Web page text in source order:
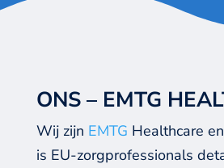
ONS – EMTG
Wij zijn EMTG Healthcare
is EU-zorgprofessionals